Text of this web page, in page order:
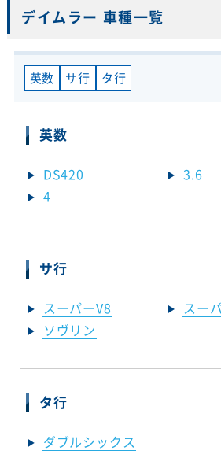
デイムラー 車種一覧
英数 サ行 タ行
英数
DS420
3.6
4
サ行
スーパーV8
スー
ソヴリン
タ行
ダブルシックス